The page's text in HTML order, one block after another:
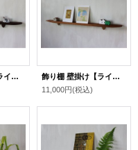
飾り棚 壁掛け【ライン７０ウォールナットゼロモデル】木製のウォールシェルフ
飾り棚 壁掛け【ライン７０ゼロクルミモデル】木製のウォールシェルフ
11,000円(税込)